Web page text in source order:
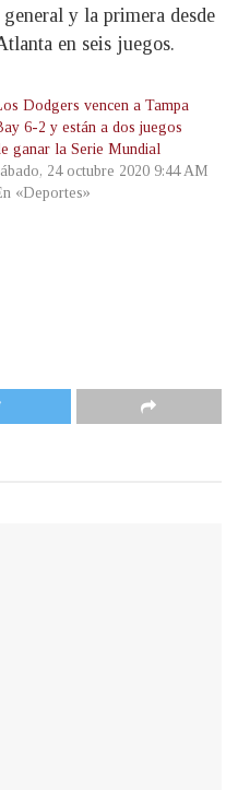
y la primera desde
en seis juegos.
Dodgers vencen a Tampa
6-2 y están a dos juegos
ganar la Serie Mundial
24 octubre 2020 9:44 AM
«Deportes»